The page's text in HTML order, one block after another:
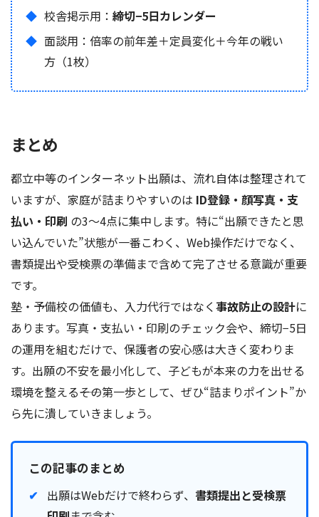
校舎掲示用： 締切−5日カレンダー
面談用：倍率の前年差＋定員変化＋今年の戦い
方（1枚）
まとめ
都立中等のインターネット出願は、流れ自体は整理されて
いますが、家庭が詰まりやすいのは ID登録・顔写真・支
払い・印刷 の3〜4点に集中します。特に“出願できたと思
い込んでいた”状態が一番こわく、Web操作だけでなく、
書類提出や受検票の準備まで含めて完了させる意識が重要
です。
塾・予備校の価値も、入力代行ではなく事故防止の設計に
あります。写真・支払い・印刷のチェック会や、締切−5日
の運用を組むだけで、保護者の安心感は大きく変わりま
す。出願の不安を最小化して、子どもが本来の力を出せる
環境を整える――その第一歩として、ぜひ“詰まりポイント”か
ら先に潰していきましょう。
この記事のまとめ
出願はWebだけで終わらず、 書類提出と受検票